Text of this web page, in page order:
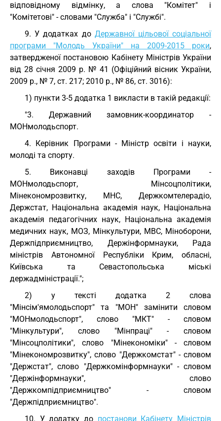
відповідному відмінку, а слова "Комітет" і
"Комітетові" - словами "Служба" і "Службі".
9. У додатках до Державної цільової соціальної
програми "Молодь України" на 2009-2015 роки,
затвердженої постановою Кабінету Міністрів України
від 28 січня 2009 р. № 41 (Офіційний вісник України,
2009 р., № 7, ст. 217; 2010 р., № 86, ст. 3016):
1) пункти 3-5 додатка 1 викласти в такій редакції:
"3. Державний замовник-координатор -
МОНмолодьспорт.
4. Керівник Програми - Міністр освіти і науки,
молоді та спорту.
5. Виконавці заходів Програми -
МОНмолодьспорт, Мінсоцполітики,
Мінекономрозвитку, МНС, Держкомтелерадіо,
Держстат, Національна академія наук, Національна
академія педагогічних наук, Національна академія
медичних наук, МОЗ, Мінкультури, МВС, Міноборони,
Держпідприємництво, Держінформнауки, Рада
міністрів Автономної Республіки Крим, обласні,
Київська та Севастопольська міські
держадміністрації.";
2) у тексті додатка 2 слова
"Мінсім'ямолодьспорт" та "МОН" замінити словом
"МОНмолодьспорт", слово "МКТ" - словом
"Мінкультури", слово "Мінпраці" - словом
"Мінсоцполітики", слово "Мінекономіки" - словом
"Мінекономрозвитку", слово "Держкомстат" - словом
"Держстат", слово "Держкомінформнауки" - словом
"Держінформнауки", слово
"Держкомпідприємництво" - словом
"Держпідприємництво".
10. У додатку до постанови Кабінету Міністрів